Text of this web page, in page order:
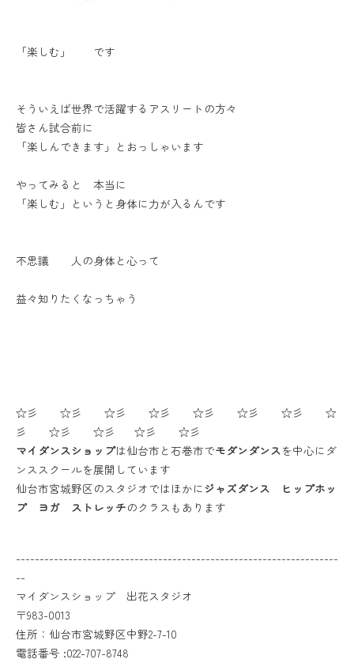
「楽しむ」 です
そういえば世界で活躍するアスリートの方々
皆さん試合前に
「楽しんできます」とおっしゃいます
やってみると 本当に
「楽しむ」というと身体に力が入るんです
不思議 人の身体と心って
益々知りたくなっちゃう
☆彡 ☆彡 ☆彡 ☆彡 ☆彡 ☆彡 ☆彡 ☆
彡 ☆彡 ☆彡 ☆彡 ☆彡
マイダンスショップは仙台市と石巻市でモダンダンスを中心にダ
ンススクールを展開しています
仙台市宮城野区のスタジオではほかに ジャズダンス ヒップホッ
プ ヨガ ストレッチのクラスもあります
--------------------------------------------------------------------
--
マイダンスショップ 出花スタジオ
〒983-0013
住所：仙台市宮城野区中野2-7-10
電話番号 :022-707-8748